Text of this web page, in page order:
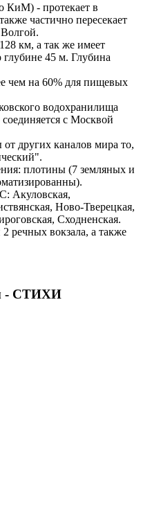
КиМ) - протекает в
частично пересекает
км, а так же имеет
45 м. Глубина
чем на 60% для пищевых
водохранилища
с Москвой
других каналов мира то,
плотины (7 земляных и
Акуловская,
Ново-Тверецкая,
Сходненская.
речных вокзала, а также
- СТИХИ